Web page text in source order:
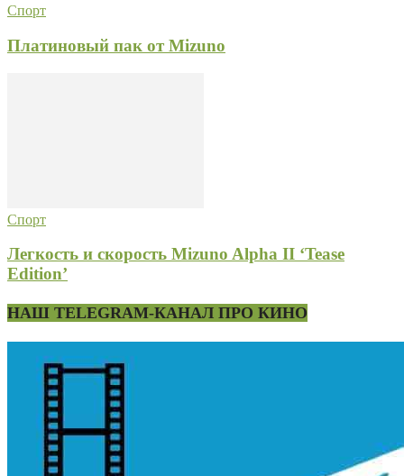
Спорт
Платиновый пак от Mizuno
Спорт
Легкость и скорость Mizuno Alpha II ‘Tease
Edition’
НАШ TELEGRAM-КАНАЛ ПРО КИНО